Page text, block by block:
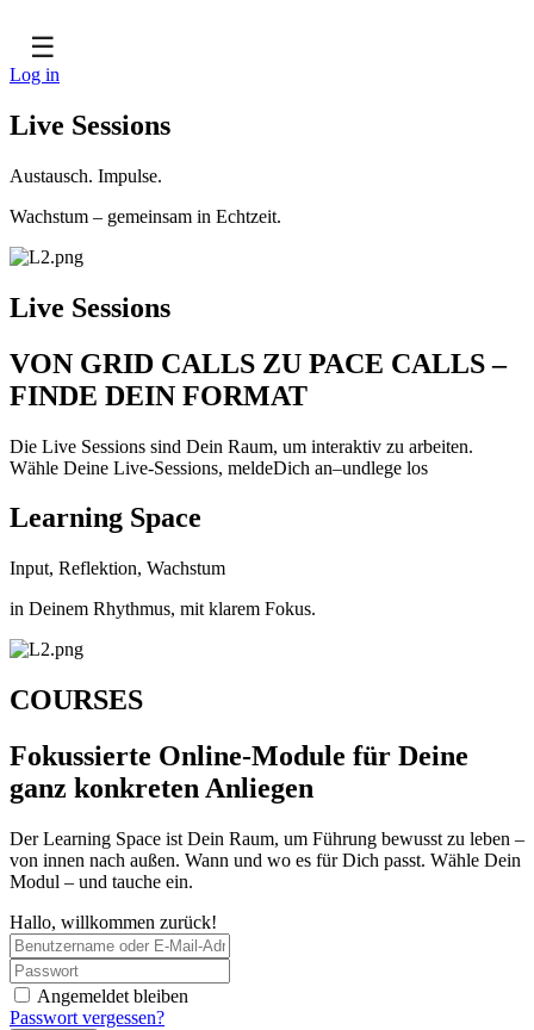
☰
Log in
Live Sessions
Austausch. Impulse.
Wachstum – gemeinsam in Echtzeit.
Live Sessions
VON GRID CALLS ZU PACE CALLS –
FINDE DEIN FORMAT
Die Live Sessions sind Dein Raum, um interaktiv zu arbeiten.
Wähle Deine Live-Sessions, meldeDich an–undlege los
Learning Space
Input, Reflektion, Wachstum
in Deinem Rhythmus, mit klarem Fokus.
COURSES
Fokussierte Online-Module für Deine
ganz konkreten Anliegen
Der Learning Space ist Dein Raum, um Führung bewusst zu leben –
von innen nach außen. Wann und wo es für Dich passt. Wähle Dein
Modul – und tauche ein.
Hallo, willkommen zurück!
Angemeldet bleiben
Passwort vergessen?